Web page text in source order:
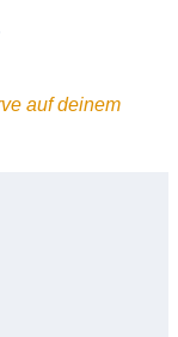
auf deinem